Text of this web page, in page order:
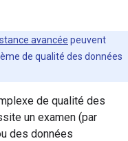
avancée peuvent
de qualité des données
de qualité des
un examen (par
des données